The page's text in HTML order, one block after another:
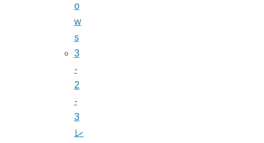
o
w
s
3
-
2
-
3
レ